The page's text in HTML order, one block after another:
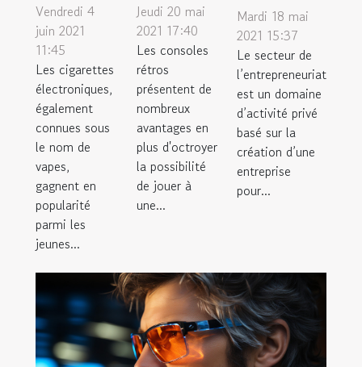
Vendredi 4
juin 2021
11:45
Les cigarettes
électroniques,
également
connues sous
le nom de
vapes,
gagnent en
popularité
parmi les
jeunes...
Jeudi 20 mai
2021 17:40
Les consoles
rétros
présentent de
nombreux
avantages en
plus d'octroyer
la possibilité
de jouer à
une...
Mardi 18 mai
2021 15:37
Le secteur de
l’entrepreneuriat
est un domaine
d’activité privé
basé sur la
création d’une
entreprise
pour...